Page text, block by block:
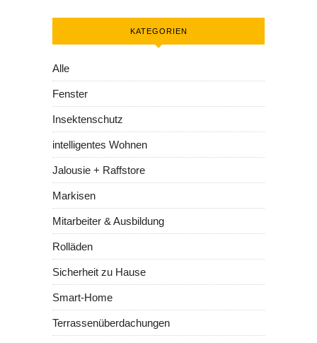
KATEGORIEN
Alle
Fenster
Insektenschutz
intelligentes Wohnen
Jalousie + Raffstore
Markisen
Mitarbeiter & Ausbildung
Rolläden
Sicherheit zu Hause
Smart-Home
Terrassenüberdachungen